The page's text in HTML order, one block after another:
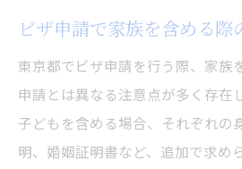
ビザ申請で家族を含める際
東京都でビザ申請を行う際、家族
申請とは異なる注意点が多く存在
子どもを含める場合、それぞれの
明、婚姻証明書など、追加で求め